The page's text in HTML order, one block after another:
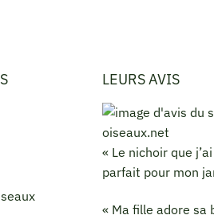
LEURS AVIS
« Le nichoir que
parfait pour mon
« Ma fille adore sa